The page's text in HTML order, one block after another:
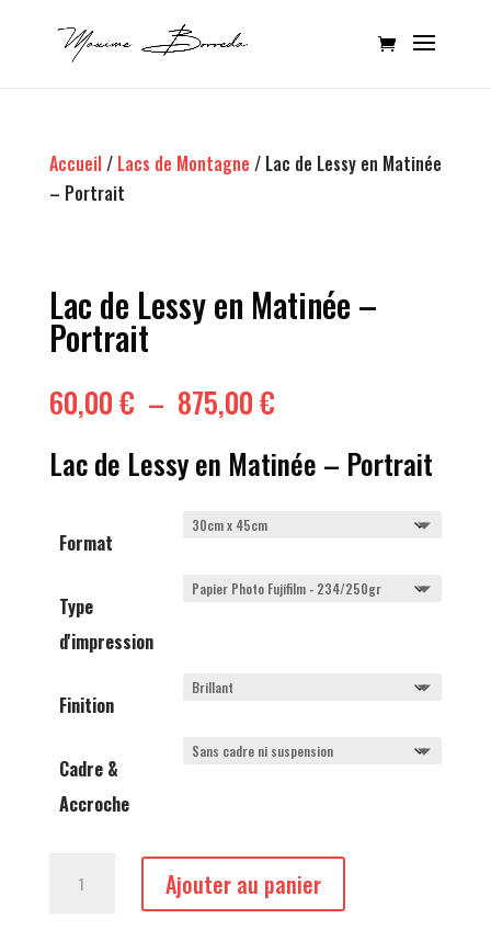
Accueil/ Lacs de Montagne / Lac de Lessy en Matinée
– Portrait
Lac de Lessy en Matinée –
Portrait
60,00€ – 875,00€Plage
prix :
60,00 €
Lac de Lessy en Matinée – Portrait
Format
Type
d'impression
Finition
Cadre &
Accroche
Ajouter au panier